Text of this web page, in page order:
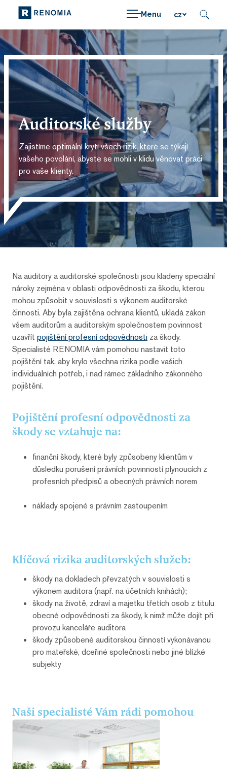
Menu cz
Auditorské služby
Zajistíme optimální krytí všech rizik, které se týkají
vašeho povolání, abyste se mohli v klidu věnovat práci
pro vaše klienty.
Na auditory a auditorské společnosti jsou kladeny speciální
nároky zejména v oblasti odpovědnosti za škodu, kterou
mohou způsobit v souvislosti s výkonem auditorské
činnosti. Aby byla zajištěna ochrana klientů, ukládá zákon
všem auditorům a auditorským společnostem povinnost
uzavřít pojištění profesní odpovědnosti za škody.
Specialisté RENOMIA vám pomohou nastavit toto
pojištění tak, aby krylo všechna rizika podle vašich
individuálních potřeb, i nad rámec základního zákonného
pojištění.
Pojištění profesní odpovědnosti za
škody se vztahuje na:
finanční škody, které byly způsobeny klientům v
důsledku porušení právních povinností plynoucích z
profesních předpisů a obecných právních norem
náklady spojené s právním zastoupením
Klíčová rizika auditorských služeb:
škody na dokladech převzatých v souvislosti s
výkonem auditora (např. na účetních knihách);
škody na životě, zdraví a majetku třetích osob z titulu
obecné odpovědnosti za škody, k nimž může dojít při
provozu kanceláře auditora
škody způsobené auditorskou činností vykonávanou
pro mateřské, dceřiné společnosti nebo jiné blízké
subjekty
Naši specialisté Vám rádi pomohou